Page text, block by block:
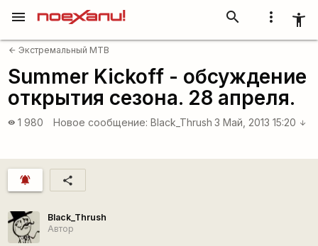
more_vert accessibility_new
search
menu
arrow_back Экстремальный MTB
Summer Kickoff - обсуждение
открытия сезона. 28 апреля.
visibility 1 980 Новое сообщение: Black_Thrush 3 Май, 2013 15:20 arrow_downward
notifications_active share
Black_Thrush
Автор